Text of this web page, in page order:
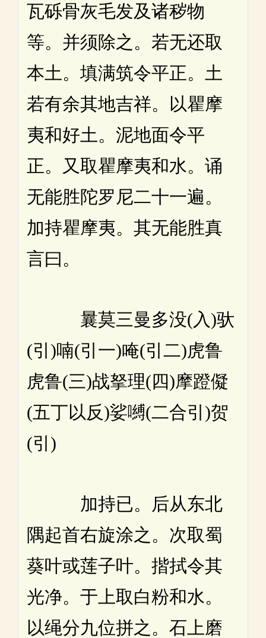
瓦砾骨灰毛发及诸秽物
等。并须除之。若无还取
本土。填满筑令平正。土
若有余其地吉祥。以瞿摩
夷和好土。泥地面令平
正。又取瞿摩夷和水。诵
无能胜陀罗尼二十一遍。
加持瞿摩夷。其无能胜真
言曰。
曩莫三曼多没(入)驮
(引)喃(引一)唵(引二)虎鲁
虎鲁(三)战拏理(四)摩蹬儗
(五丁以反)娑嚩(二合引)贺
(引)
加持已。后从东北
隅起首右旋涂之。次取蜀
葵叶或莲子叶。揩拭令其
光净。于上取白粉和水。
以绳分九位拼之。石上磨